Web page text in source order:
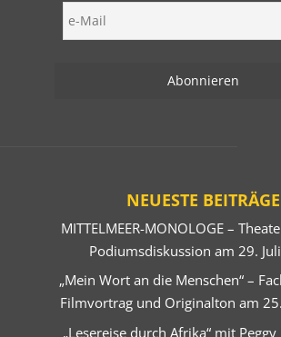
NEUESTE BEITRÄGE
MITTELMEER-MONOLOGE –
Podiumsdiskussion am 29.
„Mein Wort an die Menschen“ –
Filmvortrag und Originalton am
„Lesereise durch Afrika“ mit